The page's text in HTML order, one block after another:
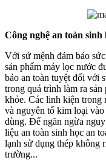
Công nghệ an toàn sinh
Với sứ mệnh đảm bảo
sản phẩm máy lọc nước
bảo an toàn tuyệt đối với
trong quá trình làm ra sản
khỏe. Các linh kiện trong
và nguyên tố kim loại
dùng. Để ngăn ngừa
liệu an toàn sinh học an
lạnh sử dụng thép không
trường...